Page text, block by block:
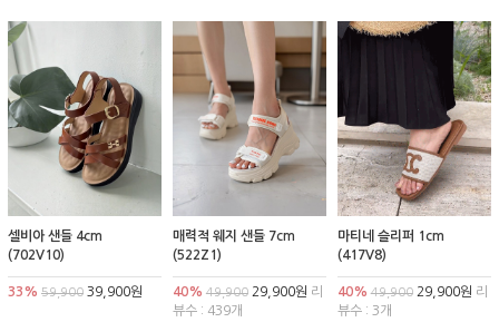
셀비아 샌들 4cm
(702V10)
33% 59,900 39,900원
매력적 웨지 샌들 7cm
(522Z1)
40% 49,90029,900원 리
뷰수 : 439개
마티네 슬리퍼 1cm
(417V8)
40% 49,90029,900원 리
뷰수 : 3개